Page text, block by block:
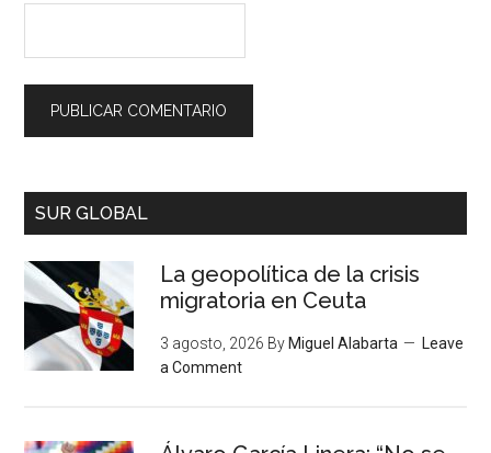
SUR GLOBAL
La geopolítica de la crisis
migratoria en Ceuta
3 agosto, 2026 By Miguel Alabarta
Leave
a Comment